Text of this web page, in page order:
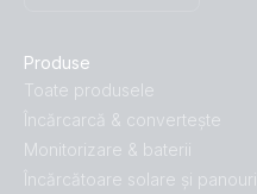
Produse
Toate produsele
Încărcarcă & convertește
Monitorizare & baterii
Încărcătoare solare și panouri